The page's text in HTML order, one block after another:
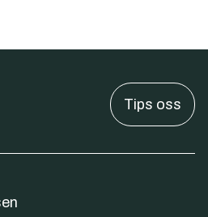
Tips oss